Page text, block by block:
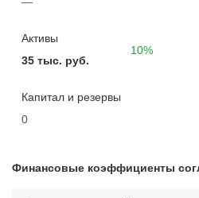
Активы
35 тыс. руб.
10%
Капитал и резервы
0
Финансовые коэффициенты